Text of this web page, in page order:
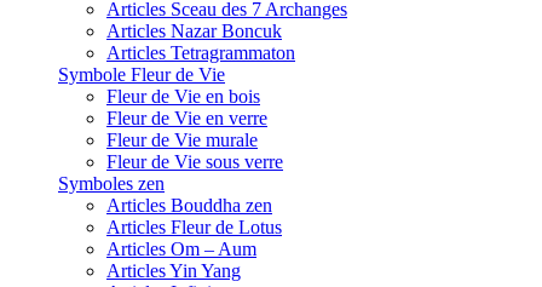
Articles Sceau des 7 Archanges
Articles Nazar Boncuk
Articles Tetragrammaton
Symbole Fleur de Vie
Fleur de Vie en bois
Fleur de Vie en verre
Fleur de Vie murale
Fleur de Vie sous verre
Symboles zen
Articles Bouddha zen
Articles Fleur de Lotus
Articles Om – Aum
Articles Yin Yang